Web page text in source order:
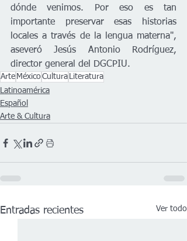
dónde venimos. Por eso es tan
importante preservar esas historias
locales a través de la lengua materna",
aseveró Jesús Antonio Rodríguez,
director general del DGCPIU.
Arte MéxicoCultura Literatura
Latinoamérica
Español
Arte & Cultura
Entradas recientes Ver todo